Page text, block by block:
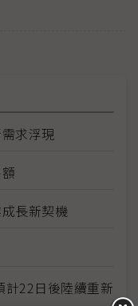
求浮現
長新契機
22日後陸續重新